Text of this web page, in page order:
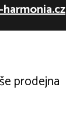
prodejna